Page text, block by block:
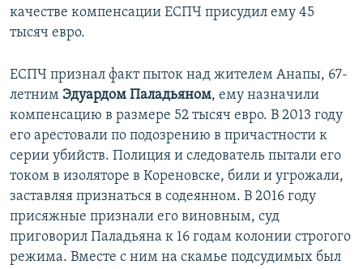
качестве компенсации ЕСПЧ присудил ему 45
тысяч евро.
ЕСПЧ признал факт пыток над жителем Анапы, 67-
летним Эдуардом Паладьяном, ему назначили
компенсацию в размере 52 тысяч евро. В 2013 году
его арестовали по подозрению в причастности к
серии убийств. Полиция и следователь пытали его
током в изоляторе в Кореновске, били и угрожали,
заставляя признаться в содеянном. В 2016 году
присяжные признали его виновным, суд
приговорил Паладьяна к 16 годам колонии строгого
режима. Вместе с ним на скамье подсудимых был